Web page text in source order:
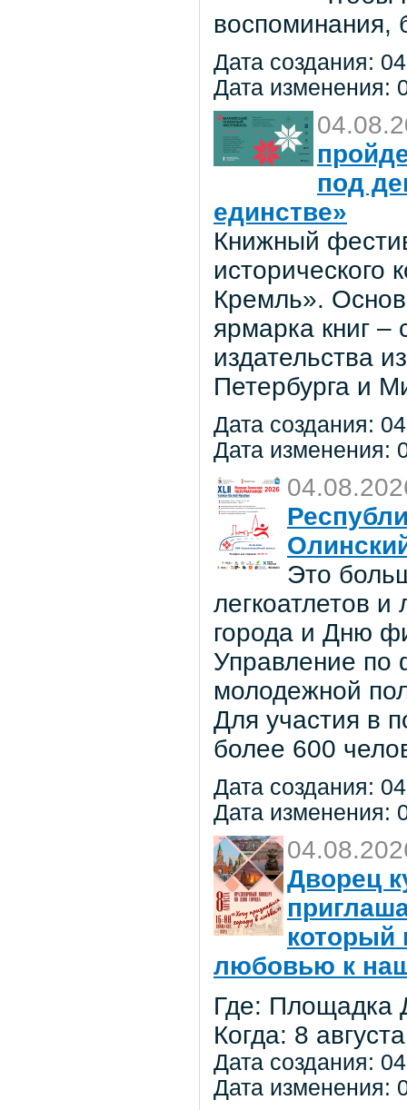
воспоминания,
Дата создания:
Дата изменения:
под
единстве»
Книжный
исторического
Кремль».
ярмарка книг –
издательства
Петербурга и
Дата создания:
Дата изменения:
Это
легкоатлетов
города и Дню
Управление по
молодежной
Для участия в
более 600
Дата создания:
Дата изменения:
Дворец
который
любовью к
Где: Площадка
Когда: 8
Дата создания:
Дата изменения: